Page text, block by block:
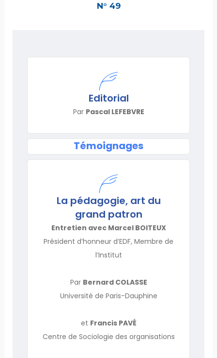
N° 49
Editorial
Par Pascal LEFEBVRE
Témoignages
La pédagogie, art du
grand patron
Entretien avec Marcel BOITEUX
Président d’honneur d’EDF, Membre de
l’Institut
Par Bernard COLASSE
Université de Paris-Dauphine
et Francis PAVÉ
Centre de Sociologie des organisations